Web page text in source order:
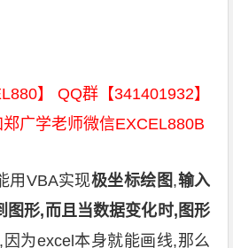
】 QQ群【341401932】
广学老师微信EXCEL880B
用VBA实现极坐标绘图,输入
图形,而且当数据变化时,图形
为excel本身就能画线,那么